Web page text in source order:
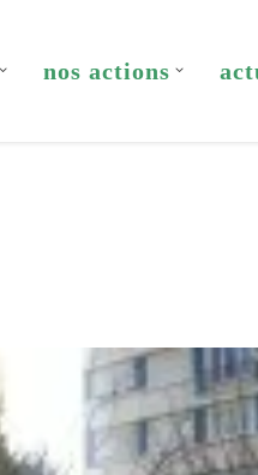
nos actions